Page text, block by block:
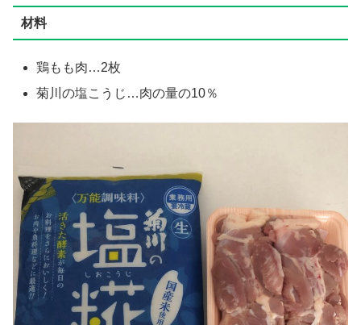
材料
鶏もも肉…2枚
菊川の塩こうじ…肉の量の10％